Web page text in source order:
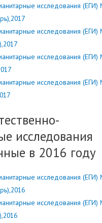
исследования
исследования
исследования
исследования
исследования
в 2016 году
исследования
исследования